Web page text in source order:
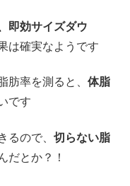
即効サイズダウ
は確実なようです
肪率を測ると、 体脂
です
るので、 切らない脂
だとか？！